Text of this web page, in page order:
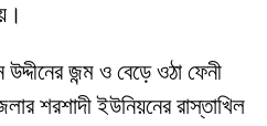
জন্ম ও বেড়ে ওঠা ফেনী
শরশাদী ইউনিয়নের রাস্তাখিল